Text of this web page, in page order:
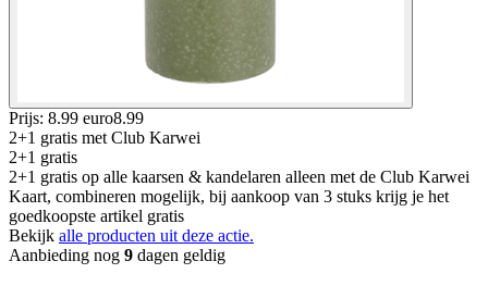
Prijs: 8.99 euro8.99
2+1 gratis met Club Karwei
2+1 gratis
2+1 gratis op alle kaarsen & kandelaren alleen met de Club Karwei
Kaart, combineren mogelijk, bij aankoop van 3 stuks krijg je het
goedkoopste artikel gratis
Bekijk alle producten uit deze actie.
Aanbieding nog 9 dagen geldig